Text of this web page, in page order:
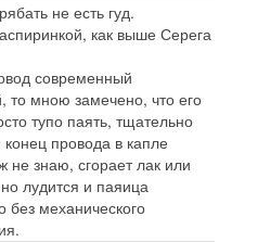
не есть гуд.
как выше Серега
современный
то мною замечено, что его
тупо паять, тщательно
конец провода в капле
не знаю, сгорает лак или
лудится и паяица
без механического